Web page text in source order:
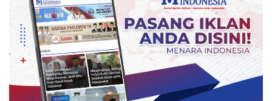
Copyright
2026
Menara
Indonesia
Reserve